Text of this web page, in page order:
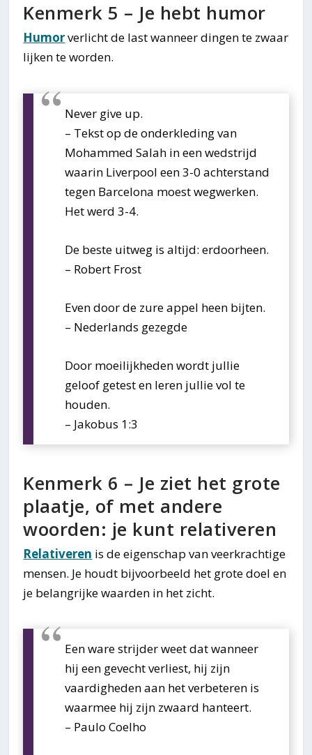
Kenmerk 5 – Je hebt humor
Humorverlicht de last wanneer dingen te zwaar
lijken te worden.
Never give up.
– Tekst op de onderkleding van
Mohammed Salah in een wedstrijd
waarin Liverpool een 3-0 achterstand
tegen Barcelona moest wegwerken.
Het werd 3-4.
De beste uitweg is altijd: erdoorheen.
– Robert Frost
Even door de zure appel heen bijten.
– Nederlands gezegde
Door moeilijkheden wordt jullie
geloof getest en leren jullie vol te
houden.
– Jakobus 1:3
Kenmerk 6 – Je ziet het grote
plaatje, of met andere
woorden: je kunt relativeren
Relativeren is de eigenschap van veerkrachtige
mensen. Je houdt bijvoorbeeld het grote doel en
je belangrijke waarden in het zicht.
Een ware strijder weet dat wanneer
hij een gevecht verliest, hij zijn
vaardigheden aan het verbeteren is
waarmee hij zijn zwaard hanteert.
– Paulo Coelho